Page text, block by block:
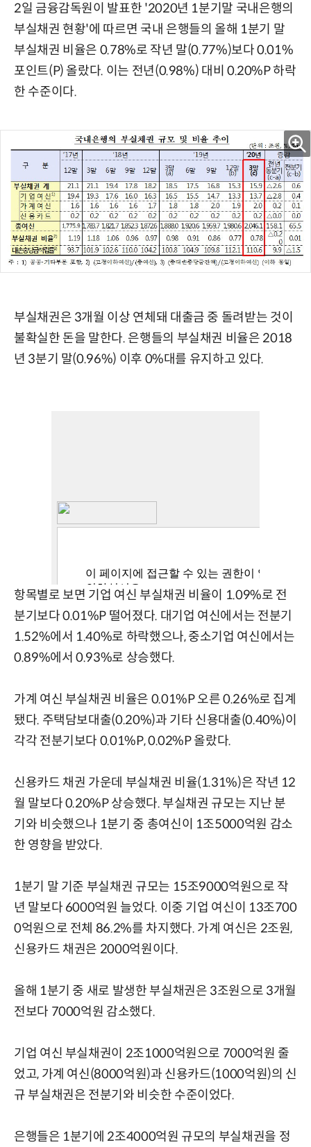
2일 금융감독원이 발표한 '2020년 1분기말 국내은행의
부실채권 현황'에 따르면 국내 은행들의 올해 1분기 말
부실채권 비율은 0.78%로 작년 말(0.77%)보다 0.01%
포인트(P) 올랐다. 이는 전년(0.98%) 대비 0.20%P 하락
한 수준이다.
부실채권은 3개월 이상 연체돼 대출금 중 돌려받는 것이
불확실한 돈을 말한다. 은행들의 부실채권 비율은 2018
년 3분기 말(0.96%) 이후 0%대를 유지하고 있다.
항목별로 보면 기업 여신 부실채권 비율이 1.09%로 전
분기보다 0.01%P 떨어졌다. 대기업 여신에서는 전분기
1.52%에서 1.40%로 하락했으나, 중소기업 여신에서는
0.89%에서 0.93%로 상승했다.
가계 여신 부실채권 비율은 0.01%P 오른 0.26%로 집계
됐다. 주택담보대출(0.20%)과 기타 신용대출(0.40%)이
각각 전분기보다 0.01%P, 0.02%P 올랐다.
신용카드 채권 가운데 부실채권 비율(1.31%)은 작년 12
월 말보다 0.20%P 상승했다. 부실채권 규모는 지난 분
기와 비슷했으나 1분기 중 총여신이 1조5000억원 감소
한 영향을 받았다.
1분기 말 기준 부실채권 규모는 15조9000억원으로 작
년 말보다 6000억원 늘었다. 이중 기업 여신이 13조700
0억원으로 전체 86.2%를 차지했다. 가계 여신은 2조원,
신용카드 채권은 2000억원이다.
올해 1분기 중 새로 발생한 부실채권은 3조원으로 3개월
전보다 7000억원 감소했다.
기업 여신 부실채권이 2조1000억원으로 7000억원 줄
었고, 가계 여신(8000억원)과 신용카드(1000억원)의 신
규 부실채권은 전분기와 비슷한 수준이었다.
은행들은 1분기에 2조4000억원 규모의 부실채권을 정